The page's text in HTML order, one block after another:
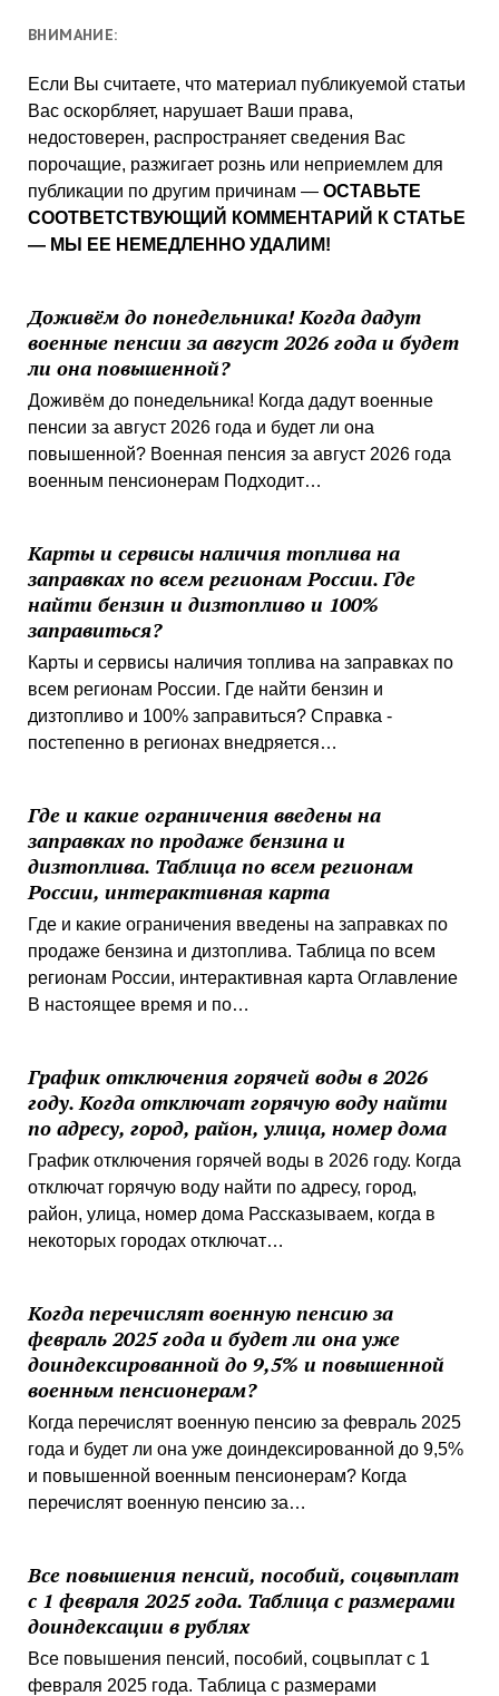
ВНИМАНИЕ:
Если Вы считаете, что материал публикуемой статьи
Вас оскорбляет, нарушает Ваши права,
недостоверен, распространяет сведения Вас
порочащие, разжигает рознь или неприемлем для
публикации по другим причинам — ОСТАВЬТЕ
СООТВЕТСТВУЮЩИЙ КОММЕНТАРИЙ К СТАТЬЕ
— МЫ ЕЕ НЕМЕДЛЕННО УДАЛИМ!
Доживём до понедельника! Когда дадут
военные пенсии за август 2026 года и будет
ли она повышенной?
Доживём до понедельника! Когда дадут военные
пенсии за август 2026 года и будет ли она
повышенной? Военная пенсия за август 2026 года
военным пенсионерам Подходит…
Карты и сервисы наличия топлива на
заправках по всем регионам России. Где
найти бензин и дизтопливо и 100%
заправиться?
Карты и сервисы наличия топлива на заправках по
всем регионам России. Где найти бензин и
дизтопливо и 100% заправиться? Справка -
постепенно в регионах внедряется…
Где и какие ограничения введены на
заправках по продаже бензина и
дизтоплива. Таблица по всем регионам
России, интерактивная карта
Где и какие ограничения введены на заправках по
продаже бензина и дизтоплива. Таблица по всем
регионам России, интерактивная карта Оглавление
В настоящее время и по…
График отключения горячей воды в 2026
году. Когда отключат горячую воду найти
по адресу, город, район, улица, номер дома
График отключения горячей воды в 2026 году. Когда
отключат горячую воду найти по адресу, город,
район, улица, номер дома Рассказываем, когда в
некоторых городах отключат…
Когда перечислят военную пенсию за
февраль 2025 года и будет ли она уже
доиндексированной до 9,5% и повышенной
военным пенсионерам?
Когда перечислят военную пенсию за февраль 2025
года и будет ли она уже доиндексированной до 9,5%
и повышенной военным пенсионерам? Когда
перечислят военную пенсию за…
Все повышения пенсий, пособий, соцвыплат
с 1 февраля 2025 года. Таблица с размерами
доиндексации в рублях
Все повышения пенсий, пособий, соцвыплат с 1
февраля 2025 года. Таблица с размерами